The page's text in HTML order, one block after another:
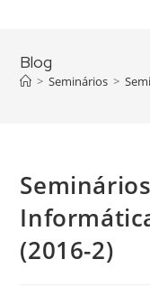
content
Blog
> Seminários >
(2016-2)